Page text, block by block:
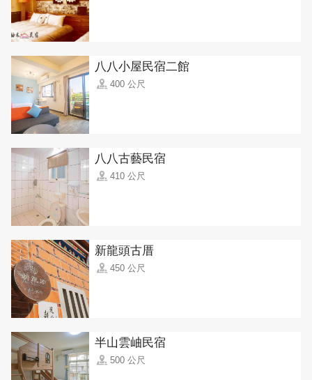
八八小屋民宿二館
400 公尺
八八古藝民宿
410 公尺
新龍頭古厝
450 公尺
半山雲岫民宿
500 公尺